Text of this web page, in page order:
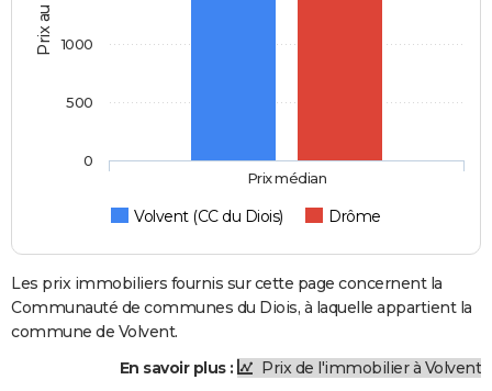
Volvent (CC du Diois) Drôme
Prix médian
0
500
1000
Les prix immobiliers fournis sur cette page concernent la
Communauté de communes du Diois, à laquelle appartient la
commune de Volvent.
En savoir plus :
Prix de l'immobilier à Volvent